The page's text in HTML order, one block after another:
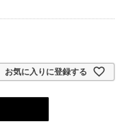
お気に入りに登録する